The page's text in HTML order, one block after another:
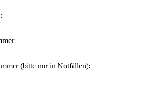
(bitte nur in Notfällen):